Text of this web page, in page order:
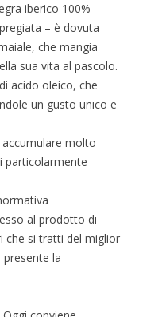
iberico 100%
– è dovuta
che mangia
sua vita al pascolo.
acido oleico, che
un gusto unico e
molto
particolarmente
al prodotto di
che si tratti del miglior
la